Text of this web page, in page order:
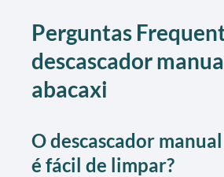
Perguntas
descascador
abacaxi
O descascador
é fácil de limpar?